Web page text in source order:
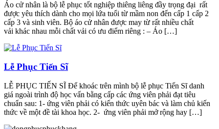
Áo cử nhân là bộ lễ phục tốt nghiệp thiêng liêng đầy trọng đại rất
được yêu thích dành cho mọi lứa tuổi từ mầm non đến cấp 1 cấp 2
cấp 3 và sinh viên. Bộ áo cử nhân được may từ rất nhiều chất
vải khác nhau mỗi chất vải có ưu điểm riêng : – Áo […]
Lễ Phục Tiến Sĩ
LỄ PHỤC TIẾN SĨ Để khoác trên mình bộ lễ phục Tiến Sĩ danh
giá ngoài trình độ học vấn bằng cấp các ứng viên phải đạt tiêu
chuẩn sau: 1- ứng viên phải có kiến thức uyên bác và làm chủ kiến
thức về một đề tài khoa học. 2- ứng viên phải mở rộng hay […]